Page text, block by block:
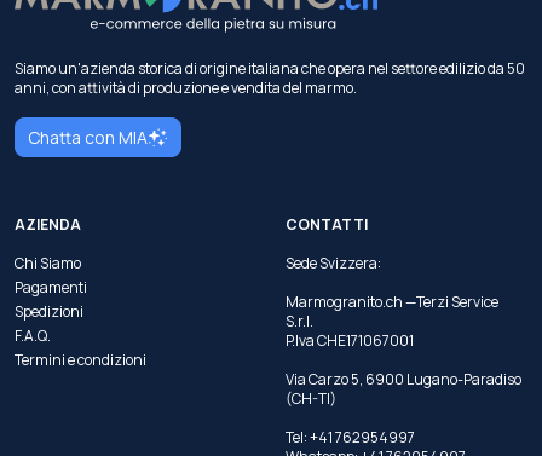
Siamo un'azienda storica di origine italiana che opera nel settore edilizio da 50
anni, con attività di produzione e vendita del marmo.
Chatta con MIA
AZIENDA
Chi Siamo
Pagamenti
Spedizioni
F.A.Q.
Termini e condizioni
CONTATTI
Sede Svizzera:
Marmogranito.ch —Terzi Service
S.r.l.
P.Iva CHE171067001
Via Carzo 5, 6900 Lugano-Paradiso
(CH-TI)
Tel: +41 762954997